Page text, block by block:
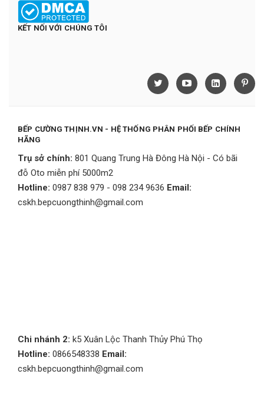
KẾT NỐI VỚI CHÚNG TÔI
BẾP CƯỜNG THỊNH.VN - HỆ THỐNG PHÂN PHỐI BẾP CHÍNH
HÃNG
Trụ sở chính: 801 Quang Trung Hà Đông Hà Nội - Có bãi
đỗ Oto miễn phí 5000m2
Hotline: 0987 838 979 - 098 234 9636 Email:
cskh.bepcuongthinh@gmail.com
Chi nhánh 2: k5 Xuân Lộc Thanh Thủy Phú Thọ
Hotline: 0866548338 Email:
cskh.bepcuongthinh@gmail.com